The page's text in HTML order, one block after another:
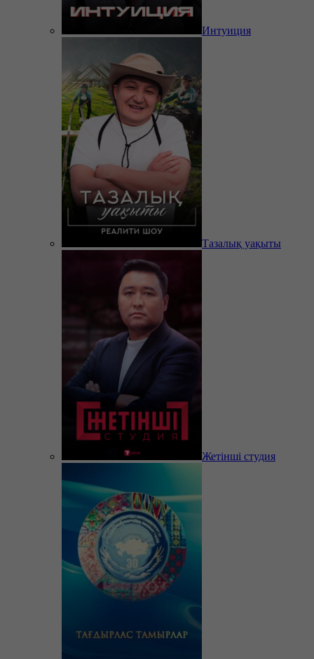
Интуиция
Тазалық уақыты
Жетінші студия